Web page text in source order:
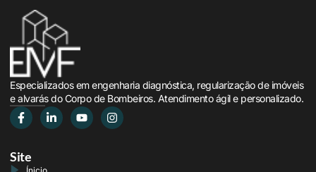
Especializados em engenharia diagnóstica, regularização de imóveis
e alvarás do Corpo de Bombeiros. Atendimento ágil e personalizado.
Site